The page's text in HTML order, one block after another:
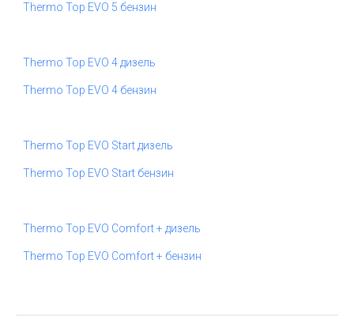
Thermo Top EVO 5 бензин
Thermo Top EVO 4 дизель
Thermo Top EVO 4 бензин
Thermo Top EVO Start дизель
Thermo Top EVO Start бензин
Thermo Top EVO Comfort + дизель
Thermo Top EVO Comfort + бензин